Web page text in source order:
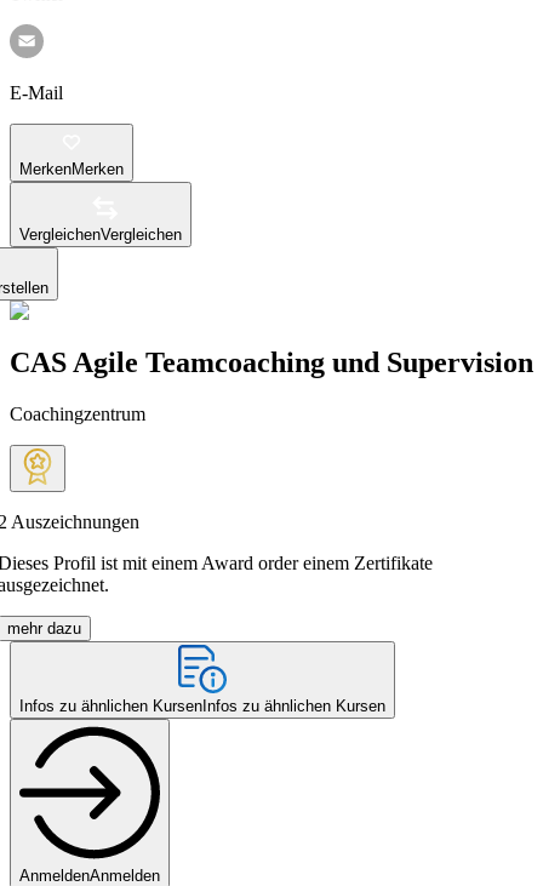
E-Mail
MerkenMerken
VergleichenVergleichen
CAS Agile Teamcoaching und Supervision
Coachingzentrum
Auszeichnungen
Profil ist mit einem Award order einem Zertifikate
mehr dazu
Infos zu ähnlichen Kursen Infos zu ähnlichen Kursen
AnmeldenAnmelden